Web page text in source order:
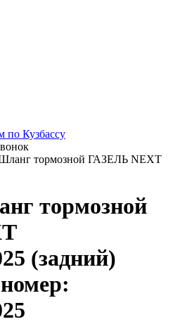
по Кузбассу
тормозной ГАЗЕЛЬ NEXT
тормозной
(задний)